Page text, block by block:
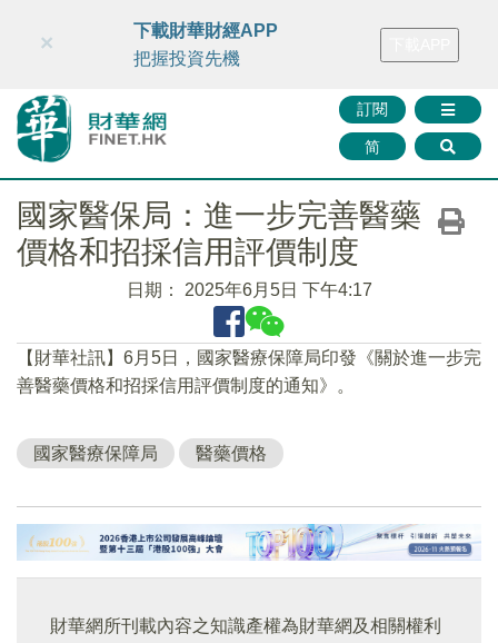
財華智庫網 FINTV FINMETA 財華證券 媒體矩陣
訂閱
简
×
下載財華財經APP
把握投資先機
國家醫保局：進一步完善醫藥
價格和招採信用評價制度
日期： 2025年6月5日 下午4:17
【財華社訊】6月5日，國家醫療保障局印發《關於進一步完
善醫藥價格和招採信用評價制度的通知》。
國家醫療保障局 醫藥價格
財華網所刊載內容之知識產權為財華網及相關權利